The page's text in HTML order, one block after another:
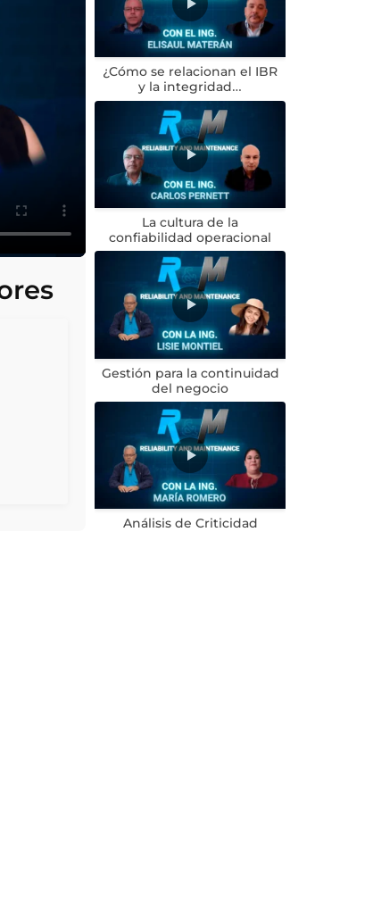
¿Cómo se relacionan el IBR
y la integridad…
La cultura de la
confiabilidad operacional
Gestión para la continuidad
del negocio
Análisis de Criticidad